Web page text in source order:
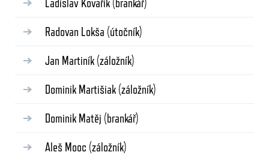
Radovan Lokša (útočník)
Jan Martiník (záložník)
Dominik Martišiak (záložník)
Dominik Matěj (brankář)
Aleš Mooc (záložník)